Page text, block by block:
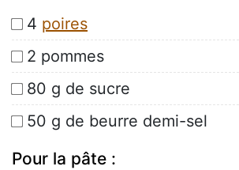
4 poires
2 pommes
80 g de sucre
50 g de beurre demi-sel
Pour la pâte :